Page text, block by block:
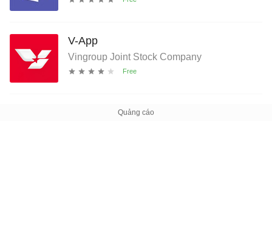
V-App
Vingroup Joint Stock Company